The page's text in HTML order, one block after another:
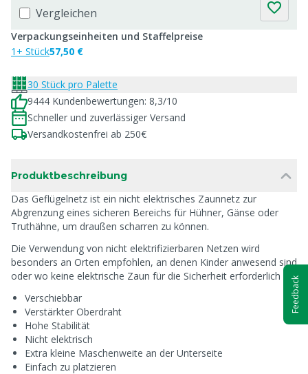
Vergleichen
Verpackungseinheiten und Staffelpreise
1+ Stück57,50 €
30 Stück pro Palette
9444 Kundenbewertungen: 8,3/10
Schneller und zuverlässiger Versand
Versandkostenfrei ab 250€
Produktbeschreibung
Das Geflügelnetz ist ein nicht elektrisches Zaunnetz zur
Abgrenzung eines sicheren Bereichs für Hühner, Gänse oder
Truthähne, um draußen scharren zu können.
Die Verwendung von nicht elektrifizierbaren Netzen wird
besonders an Orten empfohlen, an denen Kinder anwesend sind
oder wo keine elektrische Zaun für die Sicherheit erforderlich ist.
Verschiebbar
Verstärkter Oberdraht
Hohe Stabilität
Nicht elektrisch
Extra kleine Maschenweite an der Unterseite
Einfach zu platzieren
Feedback